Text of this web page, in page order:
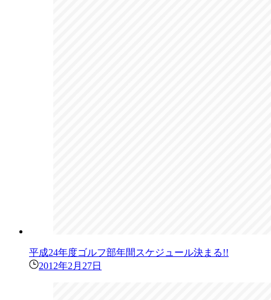
平成24年度ゴルフ部年間スケジュール決まる!!
2012年2月27日